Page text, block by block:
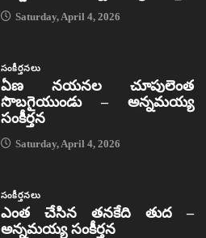
Saturday, April 4, 2026
సంకీర్తనలు
ఏణ నయనల చూపులెంత
సొబగైయుండు – అన్నమయ్య
సంకీర్తన
Saturday, April 4, 2026
సంకీర్తనలు
ఎంత చేసిన తనకేది తుద –
అన్నమయ్య సంకీర్తన